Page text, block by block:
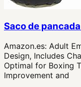
Saco de
Amazon.es: Adult
Design, Includes
Optimal for Boxing
Improvement and